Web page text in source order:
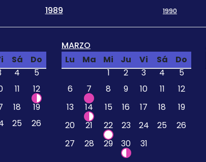
1989 1990
Sá
Do
4
5
11
12
18
19
25
26
MARZO
Lu
Ma Mi Ju Vi Sá
Do
1
2 3 4
5
6
7 8 9 10 11
12
13
14 15 16 17 18
19
20
21 22 23 24 25
26
27
28 29 30 31